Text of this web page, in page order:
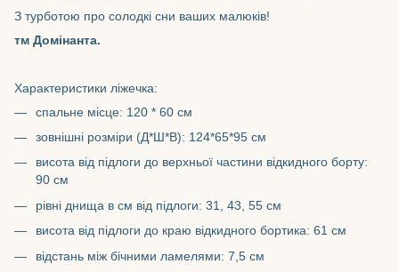
З турботою про солодкі сни ваших малюків!
тм Домінанта.
Характеристики ліжечка:
спальне місце: 120 * 60 см
зовнішні розміри (Д*Ш*В): 124*65*95 см
висота від підлоги до верхньої частини відкидного борту:
90 см
рівні днища в см від підлоги: 31, 43, 55 см
висота від підлоги до краю відкидного бортика: 61 см
відстань між бічними ламелями: 7,5 см